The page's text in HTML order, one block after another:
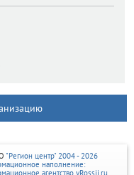
"Регион центр" 2004 - 2026
наполнение:
агентство vRossii.ru